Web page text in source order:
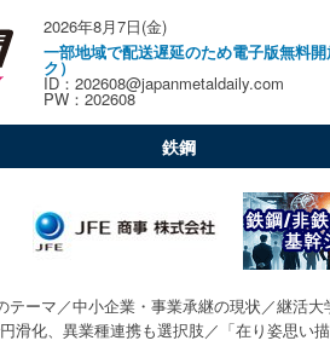
2026年8月7日(金)
一部地域で配送遅延のため電子版無料
ク）
ID：202608@japanmetaldaily.com
PW：202608
鉄鋼
テーマ／中小企業・事業承継の現状／継活
滑化、異業種連携も選択肢／「在り姿思い